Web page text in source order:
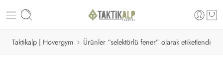
Taktikalp | Hovergym Ürünler “selektörlü fener” olarak etiketlendi